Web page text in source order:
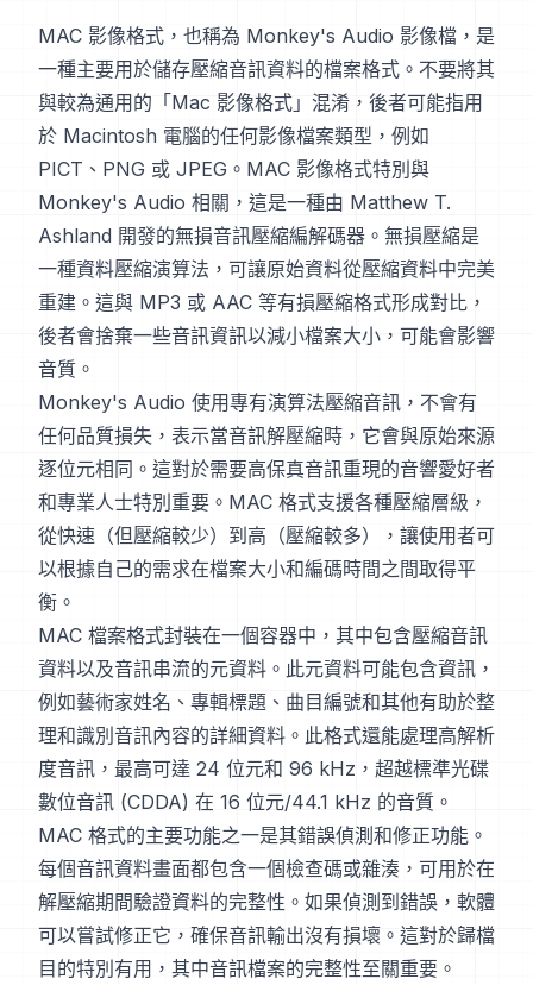
MAC 影像格式，也稱為 Monkey's Audio 影像檔，是
一種主要用於儲存壓縮音訊資料的檔案格式。不要將其
與較為通用的「Mac 影像格式」混淆，後者可能指用
於 Macintosh 電腦的任何影像檔案類型，例如
PICT、PNG 或 JPEG。MAC 影像格式特別與
Monkey's Audio 相關，這是一種由 Matthew T.
Ashland 開發的無損音訊壓縮編解碼器。無損壓縮是
一種資料壓縮演算法，可讓原始資料從壓縮資料中完美
重建。這與 MP3 或 AAC 等有損壓縮格式形成對比，
後者會捨棄一些音訊資訊以減小檔案大小，可能會影響
音質。
Monkey's Audio 使用專有演算法壓縮音訊，不會有
任何品質損失，表示當音訊解壓縮時，它會與原始來源
逐位元相同。這對於需要高保真音訊重現的音響愛好者
和專業人士特別重要。MAC 格式支援各種壓縮層級，
從快速（但壓縮較少）到高（壓縮較多），讓使用者可
以根據自己的需求在檔案大小和編碼時間之間取得平
衡。
MAC 檔案格式封裝在一個容器中，其中包含壓縮音訊
資料以及音訊串流的元資料。此元資料可能包含資訊，
例如藝術家姓名、專輯標題、曲目編號和其他有助於整
理和識別音訊內容的詳細資料。此格式還能處理高解析
度音訊，最高可達 24 位元和 96 kHz，超越標準光碟
數位音訊 (CDDA) 在 16 位元/44.1 kHz 的音質。
MAC 格式的主要功能之一是其錯誤偵測和修正功能。
每個音訊資料畫面都包含一個檢查碼或雜湊，可用於在
解壓縮期間驗證資料的完整性。如果偵測到錯誤，軟體
可以嘗試修正它，確保音訊輸出沒有損壞。這對於歸檔
目的特別有用，其中音訊檔案的完整性至關重要。